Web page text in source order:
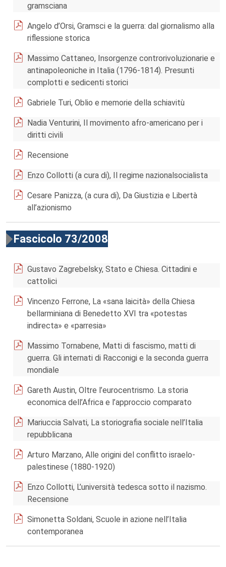
gramsciana
Angelo d’Orsi, Gramsci e la guerra: dal giornalismo alla
riflessione storica
Massimo Cattaneo, Insorgenze controrivoluzionarie e
antinapoleoniche in Italia (1796-1814). Presunti
complotti e sedicenti storici
Gabriele Turi, Oblio e memorie della schiavitù
Nadia Venturini, Il movimento afro-americano per i
diritti civili
Recensione
Enzo Collotti (a cura di), Il regime nazionalsocialista
Cesare Panizza, (a cura di), Da Giustizia e Libertà
all’azionismo
Fascicolo 73/2008
Gustavo Zagrebelsky, Stato e Chiesa. Cittadini e
cattolici
Vincenzo Ferrone, La «sana laicità» della Chiesa
bellarminiana di Benedetto XVI tra «potestas
indirecta» e «parresia»
Massimo Tornabene, Matti di fascismo, matti di
guerra. Gli internati di Racconigi e la seconda guerra
mondiale
Gareth Austin, Oltre l’eurocentrismo. La storia
economica dell’Africa e l’approccio comparato
Mariuccia Salvati, La storiografia sociale nell’Italia
repubblicana
Arturo Marzano, Alle origini del conflitto israelo-
palestinese (1880-1920)
Enzo Collotti, L’università tedesca sotto il nazismo.
Recensione
Simonetta Soldani, Scuole in azione nell’Italia
contemporanea